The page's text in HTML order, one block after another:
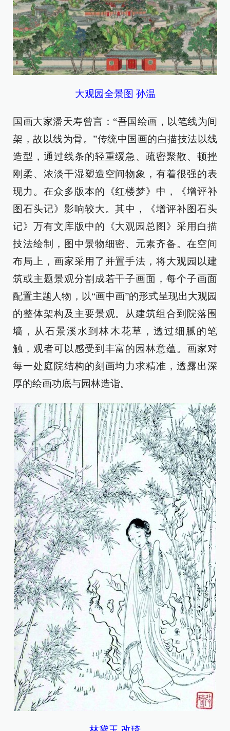
大观园全景图 孙温
国画大家潘天寿曾言：“吾国绘画，以笔线为间
架，故以线为骨。”传统中国画的白描技法以线
造型，通过线条的轻重缓急、疏密聚散、顿挫
刚柔、浓淡干湿塑造空间物象，有着很强的表
现力。在众多版本的《红楼梦》中，《增评补
图石头记》影响较大。其中，《增评补图石头
记》万有文库版中的《大观园总图》采用白描
技法绘制，图中景物细密、元素齐备。在空间
布局上，画家采用了并置手法，将大观园以建
筑或主题景观分割成若干子画面，每个子画面
配置主题人物，以“画中画”的形式呈现出大观园
的整体架构及主要景观。从建筑组合到院落围
墙，从石景溪水到林木花草，透过细腻的笔
触，观者可以感受到丰富的园林意蕴。画家对
每一处庭院结构的刻画均力求精准，透露出深
厚的绘画功底与园林造诣。